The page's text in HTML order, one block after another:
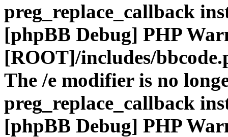
preg_replace_callback
[phpBB Debug] PHP
[ROOT]/includes/
The /e modifier is no
preg_replace_callback
[phpBB Debug] PHP